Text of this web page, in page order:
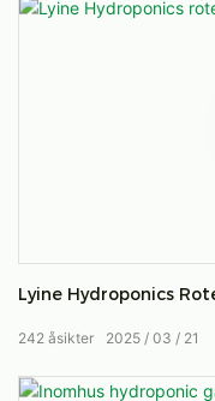
Lyine Hydroponics
2025 03 21
242 åsikter